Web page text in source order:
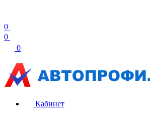
0
0
0
Кабинет